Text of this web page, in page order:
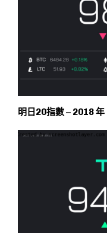
明日20指數 – 2018